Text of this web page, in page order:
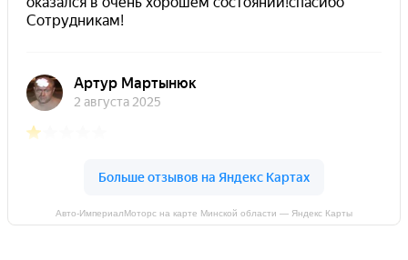
Авто-ИмпериалМоторс на карте Минской области — Яндекс Карты